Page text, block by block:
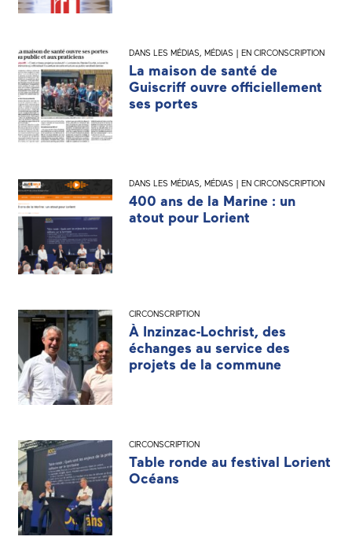
DANS LES MÉDIAS, MÉDIAS | EN CIRCONSCRIPTION
La maison de santé de
Guiscriff ouvre officiellement
ses portes
DANS LES MÉDIAS, MÉDIAS | EN CIRCONSCRIPTION
400 ans de la Marine : un
atout pour Lorient
CIRCONSCRIPTION
À Inzinzac-Lochrist, des
échanges au service des
projets de la commune
CIRCONSCRIPTION
Table ronde au festival Lorient
Océans